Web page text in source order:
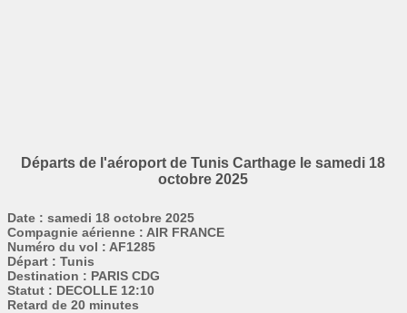
Départs de l'aéroport de Tunis Carthage le samedi 18
octobre 2025
Date : samedi 18 octobre 2025
Compagnie aérienne : AIR FRANCE
Numéro du vol : AF1285
Départ : Tunis
Destination : PARIS CDG
Statut : DECOLLE 12:10
Retard de 20 minutes